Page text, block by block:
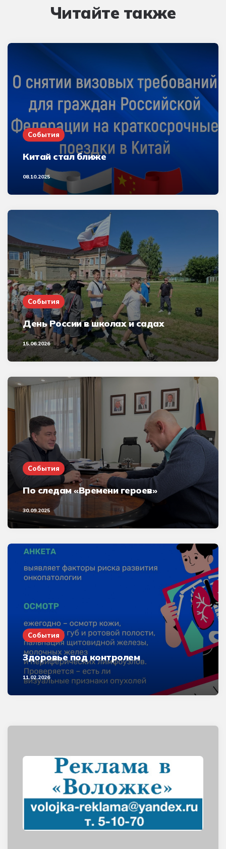
Читайте также
События
Китай стал ближе
08.10.2025
События
День России в школах и садах
15.06.2026
События
По следам «Времени героев»
30.09.2025
События
Здоровье под контролем
11.02.2026